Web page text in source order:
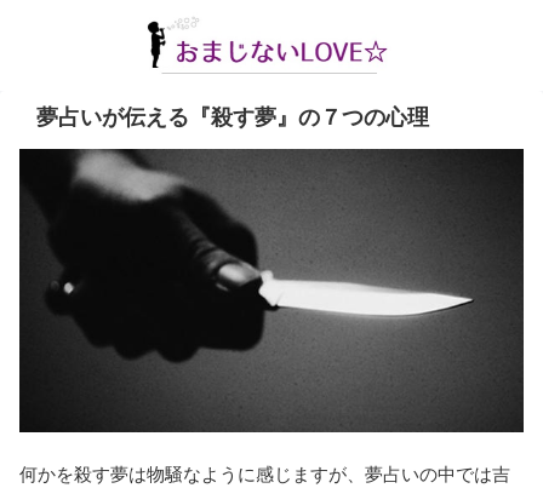
夢占いが伝える『殺す夢』の７つの心理
何かを殺す夢は物騒なように感じますが、夢占いの中では吉